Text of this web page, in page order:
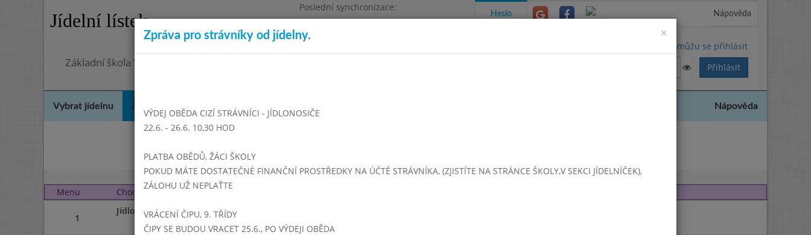
Jídelní lístek
Poslední synchronizace:
Pátek 26.6.2026 6:33
Omezení objednávek
Základní škola Vrbno pod Pradědem, okres Bruntál, příspěvková organizace
Heslo Nápověda
Nemůžu se přihlásit
Vybrat jídelnu Jídelní lístek Nápověda
Týden 35
Menu
Chod Pátek 1. 9. 2023 (11:15 - 14:00)
1
Jídlo
×
Zpráva pro strávníky od jídelny.
VÝDEJ OBĚDA CIZÍ STRÁVNÍCI - JÍDLONOSIČE
22.6. - 26.6. 10,30 HOD
PLATBA OBĚDŮ, ŽÁCI ŠKOLY
POKUD MÁTE DOSTATEČNÉ FINANČNÍ PROSTŘEDKY NA ÚČTĚ STRÁVNÍKA, (ZJISTÍTE NA STRÁNCE ŠKOLY,V SEKCI JÍDELNÍČEK),
ZÁLOHU UŽ NEPLAŤTE
VRÁCENÍ ČIPU, 9. TŘÍDY
ČIPY SE BUDOU VRACET 25.6., PO VÝDEJI OBĚDA